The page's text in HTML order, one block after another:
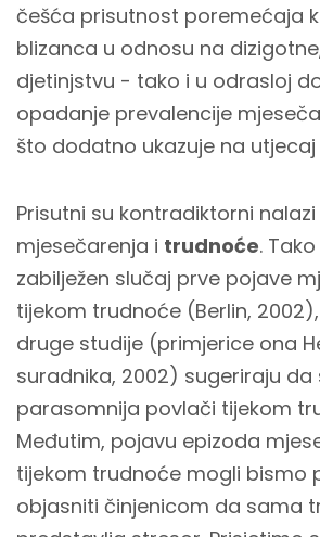
češća prisutnost poremećaja
blizanca u odnosu na
djetinjstvu - tako i u odrasloj
opadanje prevalencije
što dodatno ukazuje na utjecaj
Prisutni su kontradiktorni
mjesečarenja i trudnoće.
zabilježen slučaj prve pojave
tijekom trudnoće (Berlin,
druge studije (primjerice ona
suradnika, 2002) sugeriraju da
parasomnija povlači tijekom
Međutim, pojavu epizoda
tijekom trudnoće mogli bismo
objasniti činjenicom da sama